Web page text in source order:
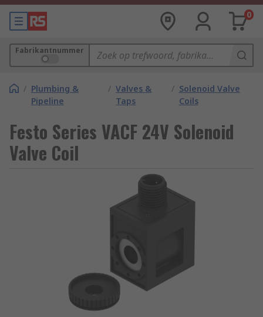
0
Fabrikantnummer
/ Plumbing &
Pipeline
/ Valves &
Taps
/ Solenoid Valve
Coils
Festo Series VACF 24V Solenoid
Valve Coil